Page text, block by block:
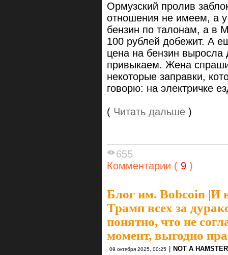
Ормузский пролив
отношения не имеем, а
бензин по талонам, а в
100 рублей добежит. А
цена на бензин выросла
привыкаем. Жена
некоторые заправки,
говорю: на электричке
( Читать дальше )
655
Комментарии ( 9 )
Блог им. Bobcoin |И
Трамп всех за
понятно, что не
момент, выгодно
09 октября 2025, 00:25 | NOT A HAMSTER